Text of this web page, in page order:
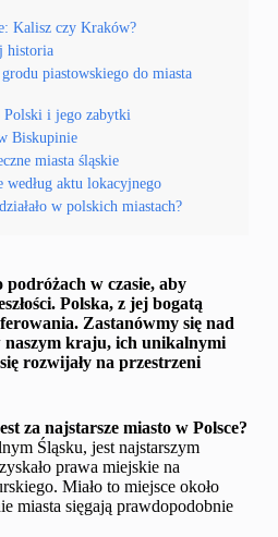
Kalisz czy Kraków?
historia
piastowskiego do miasta
Polski i jego zabytki
Biskupinie
miasta śląskie
aktu lokacyjnego
w polskich miastach?
podróżach w czasie, aby
Polska, z jej bogatą
Zastanówmy się nad
naszym kraju, ich unikalnymi
rozwijały na przestrzeni
za najstarsze miasto w Polsce?
Śląsku, jest najstarszym
prawa miejskie na
Miało to miejsce około
miasta sięgają prawdopodobnie